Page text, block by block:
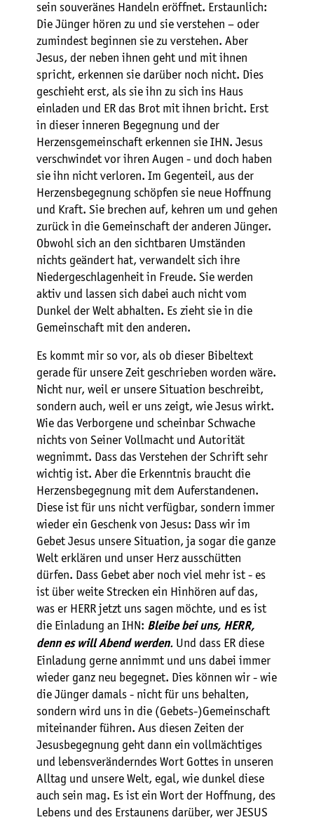
sein souveränes Handeln eröffnet. Erstaunlich:
Die Jünger hören zu und sie verstehen – oder
zumindest beginnen sie zu verstehen. Aber
Jesus, der neben ihnen geht und mit ihnen
spricht, erkennen sie darüber noch nicht. Dies
geschieht erst, als sie ihn zu sich ins Haus
einladen und ER das Brot mit ihnen bricht. Erst
in dieser inneren Begegnung und der
Herzensgemeinschaft erkennen sie IHN. Jesus
verschwindet vor ihren Augen - und doch haben
sie ihn nicht verloren. Im Gegenteil, aus der
Herzensbegegnung schöpfen sie neue Hoffnung
und Kraft. Sie brechen auf, kehren um und gehen
zurück in die Gemeinschaft der anderen Jünger.
Obwohl sich an den sichtbaren Umständen
nichts geändert hat, verwandelt sich ihre
Niedergeschlagenheit in Freude. Sie werden
aktiv und lassen sich dabei auch nicht vom
Dunkel der Welt abhalten. Es zieht sie in die
Gemeinschaft mit den anderen.
Es kommt mir so vor, als ob dieser Bibeltext
gerade für unsere Zeit geschrieben worden wäre.
Nicht nur, weil er unsere Situation beschreibt,
sondern auch, weil er uns zeigt, wie Jesus wirkt.
Wie das Verborgene und scheinbar Schwache
nichts von Seiner Vollmacht und Autorität
wegnimmt. Dass das Verstehen der Schrift sehr
wichtig ist. Aber die Erkenntnis braucht die
Herzensbegegnung mit dem Auferstandenen.
Diese ist für uns nicht verfügbar, sondern immer
wieder ein Geschenk von Jesus: Dass wir im
Gebet Jesus unsere Situation, ja sogar die ganze
Welt erklären und unser Herz ausschütten
dürfen. Dass Gebet aber noch viel mehr ist - es
ist über weite Strecken ein Hinhören auf das,
was er HERR jetzt uns sagen möchte, und es ist
die Einladung an IHN: Bleibe bei uns, HERR,
denn es will Abend werden. Und dass ER diese
Einladung gerne annimmt und uns dabei immer
wieder ganz neu begegnet. Dies können wir - wie
die Jünger damals - nicht für uns behalten,
sondern wird uns in die (Gebets-)Gemeinschaft
miteinander führen. Aus diesen Zeiten der
Jesusbegegnung geht dann ein vollmächtiges
und lebensveränderndes Wort Gottes in unseren
Alltag und unsere Welt, egal, wie dunkel diese
auch sein mag. Es ist ein Wort der Hoffnung, des
Lebens und des Erstaunens darüber, wer JESUS